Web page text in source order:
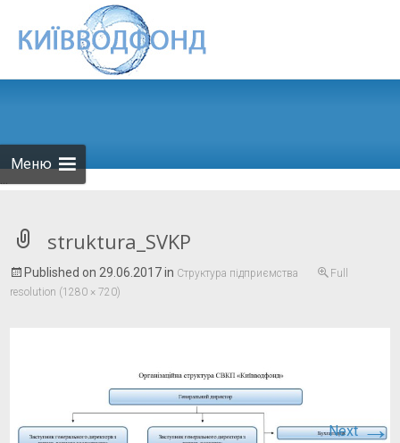
Меню
...
struktura_SVKP
Published on 29.06.2017in Структура підприємства
Full
resolution (1280 × 720)
Next→